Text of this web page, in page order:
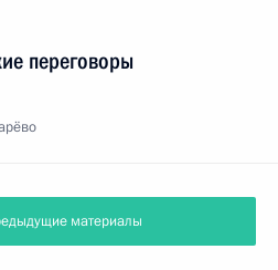
переговоры
материалы